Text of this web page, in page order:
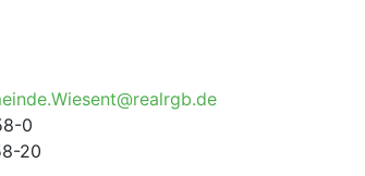
0
20